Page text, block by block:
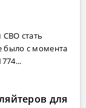
СВО стать
было с момента
для